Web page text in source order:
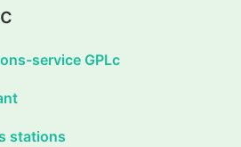
service GPLc
stations